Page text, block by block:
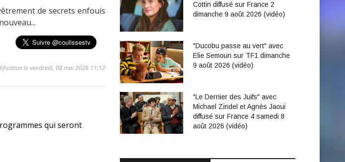
de secrets enfouis
le vendredi, 08 mai 2026 11:12
qui seront
Cottin diffusé sur France 2
dimanche 9 août 2026 (vidéo)
"Ducobu passe au vert" avec
Elie Semoun sur TF1 dimanche
9 août 2026 (vidéo)
"Le Dernier des Juifs" avec
Michael Zindel et Agnès Jaoui
diffusé sur France 4 samedi 8
août 2026 (vidéo)